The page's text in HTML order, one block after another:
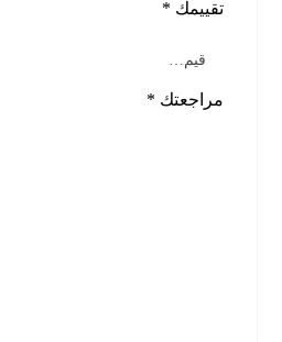
تقييمك *
مراجعتك *